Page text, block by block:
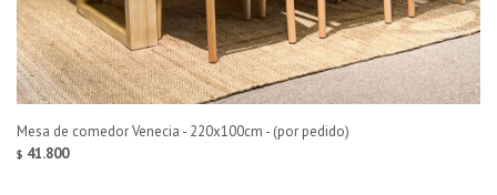
Mesa de comedor Venecia - 220x100cm - (por pedido)
$ 41.800